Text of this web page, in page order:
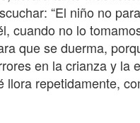
“El niño no
cuando no lo
que se duerma,
en la crianza y la
llora repetidamente,